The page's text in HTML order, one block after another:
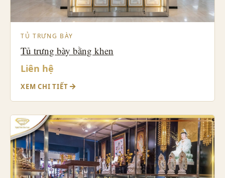
TỦ TRƯNG BÀY
Tủ trưng bày bằng khen
Liên hệ
XEM CHI TIẾT